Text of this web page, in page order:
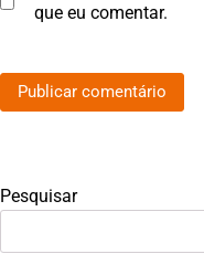
que eu comentar.
Pesquisar